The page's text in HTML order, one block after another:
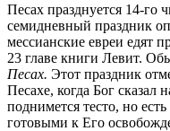
Песах празднуется 14-го
семидневный праздник
мессианские евреи едят
23 главе книги Левит.
Песах. Этот праздник
Песахе, когда Бог сказал
поднимется тесто, но
готовыми к Его